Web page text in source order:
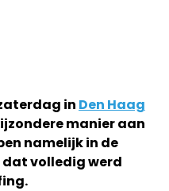
in Den Haag
manier aan
namelijk in de
dat volledig werd